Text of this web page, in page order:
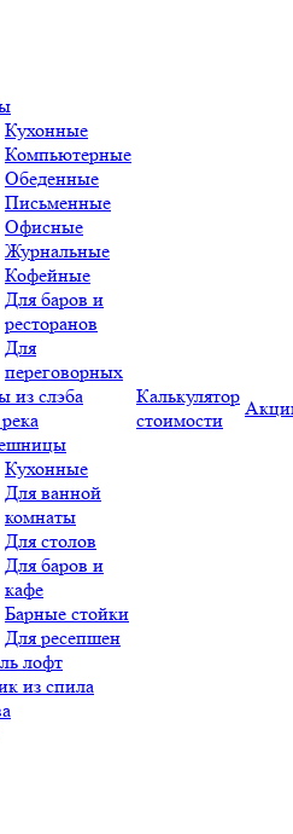
Кухонные
Компьютерные
Обеденные
Письменные
Офисные
Журнальные
Кофейные
Для баров и
ресторанов
Для
переговорных
из слэба
Кухонные
Для ванной
комнаты
Для столов
Для баров и
кафе
Барные стойки
Для ресепшен
лофт
из спила
Калькулятор
стоимости